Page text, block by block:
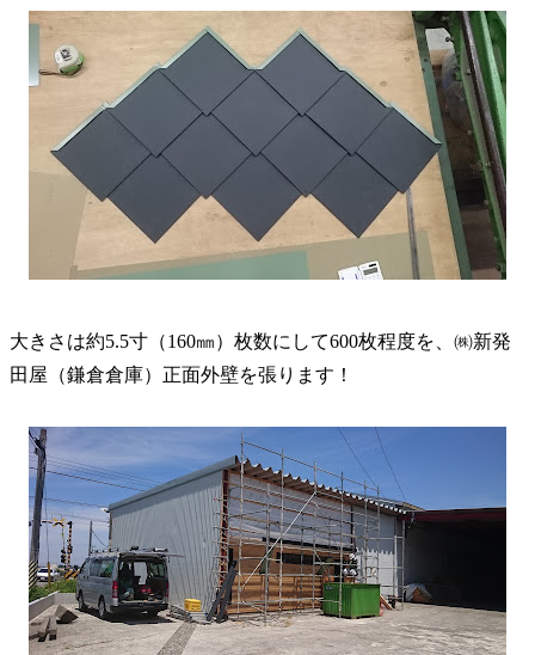
大きさは約5.5寸（160㎜）枚数にして600枚程度を、㈱新発
田屋（鎌倉倉庫）正面外壁を張ります！